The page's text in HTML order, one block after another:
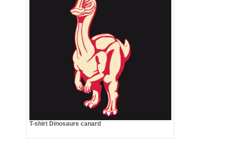
T-shirt Dinosaure canard